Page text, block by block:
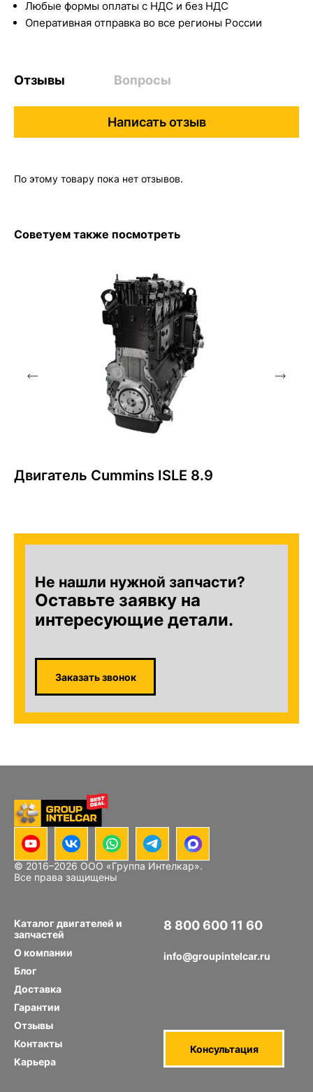
Любые формы оплаты с НДС и без НДС
Оперативная отправка во все регионы России
Отзывы Вопросы
Написать отзыв
По этому товару пока нет отзывов.
Советуем также посмотреть
Двигатель Cummins ISLE 8.9
Не нашли нужной запчасти?
Оставьте заявку на
интересующие детали.
Заказать звонок
© 2016–2026 ООО «Группа Интелкар».
Все права защищены
Каталог двигателей и
запчастей
О компании
Блог
Доставка
Гарантии
Отзывы
Контакты
Карьера
8 800 600 11 60
info@groupintelcar.ru
Консультация